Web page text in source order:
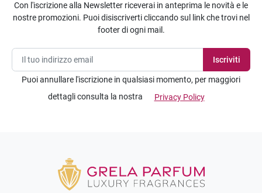
Con l'iscrizione alla Newsletter riceverai in anteprima le novità e le
nostre promozioni. Puoi disiscriverti cliccando sul link che trovi nel
footer di ogni mail.
Puoi annullare l'iscrizione in qualsiasi momento, per maggiori
dettagli consulta la nostra
Privacy Policy